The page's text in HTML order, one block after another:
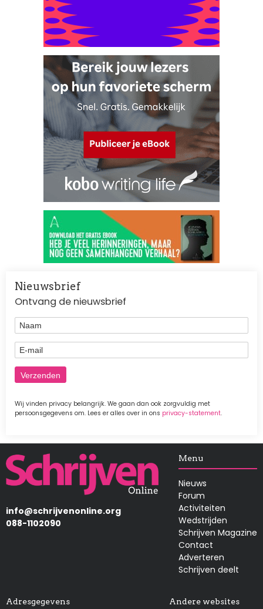
Nieuwsbrief
Ontvang de nieuwsbrief
Naam
E-mail
Wij vinden privacy belangrijk. We gaan dan ook zorgvuldig met
persoonsgegevens om. Lees er alles over in ons privacy-statement.
Afbeelding
info@schrijvenonline.org
088-1102090
Menu
Nieuws
Forum
Activiteiten
Wedstrijden
Schrijven Magazine
Contact
Adverteren
Schrijven deelt
Adresgegevens Andere websites